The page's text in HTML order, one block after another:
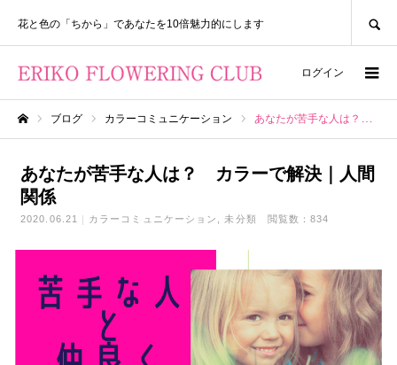
花と色の「ちから」であなたを10倍魅力的にします
ログイン
ブログ カラーコミュニケーション あなたが苦手な人は？ カラーで解決｜人間関係
あなたが苦手な人は？ カラーで解決｜人間
関係
2020.06.21 カラーコミュニケーション 未分類 閲覧数：834